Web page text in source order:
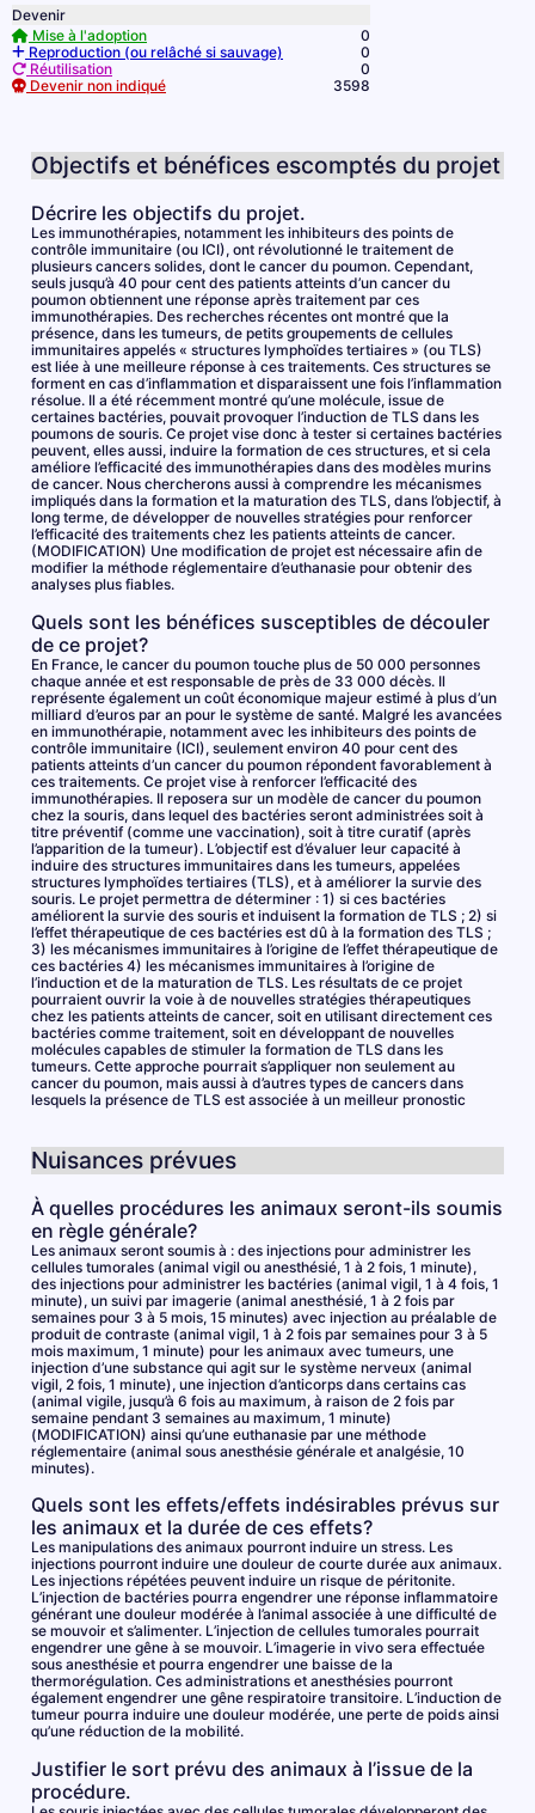
Devenir
Mise à l'adoption
0
Reproduction (ou relâché si sauvage)
0
Réutilisation
0
Devenir non indiqué
3598
Objectifs et bénéfices escomptés du projet
Décrire les objectifs du projet.
Les immunothérapies, notamment les inhibiteurs des points de
contrôle immunitaire (ou ICI), ont révolutionné le traitement de
plusieurs cancers solides, dont le cancer du poumon. Cependant,
seuls jusqu’à 40 pour cent des patients atteints d’un cancer du
poumon obtiennent une réponse après traitement par ces
immunothérapies. Des recherches récentes ont montré que la
présence, dans les tumeurs, de petits groupements de cellules
immunitaires appelés « structures lymphoïdes tertiaires » (ou TLS)
est liée à une meilleure réponse à ces traitements. Ces structures se
forment en cas d’inflammation et disparaissent une fois l’inflammation
résolue. Il a été récemment montré qu’une molécule, issue de
certaines bactéries, pouvait provoquer l’induction de TLS dans les
poumons de souris. Ce projet vise donc à tester si certaines bactéries
peuvent, elles aussi, induire la formation de ces structures, et si cela
améliore l’efficacité des immunothérapies dans des modèles murins
de cancer. Nous chercherons aussi à comprendre les mécanismes
impliqués dans la formation et la maturation des TLS, dans l’objectif, à
long terme, de développer de nouvelles stratégies pour renforcer
l’efficacité des traitements chez les patients atteints de cancer.
(MODIFICATION) Une modification de projet est nécessaire afin de
modifier la méthode réglementaire d’euthanasie pour obtenir des
analyses plus fiables.
Quels sont les bénéfices susceptibles de découler
de ce projet?
En France, le cancer du poumon touche plus de 50 000 personnes
chaque année et est responsable de près de 33 000 décès. Il
représente également un coût économique majeur estimé à plus d’un
milliard d’euros par an pour le système de santé. Malgré les avancées
en immunothérapie, notamment avec les inhibiteurs des points de
contrôle immunitaire (ICI), seulement environ 40 pour cent des
patients atteints d’un cancer du poumon répondent favorablement à
ces traitements. Ce projet vise à renforcer l’efficacité des
immunothérapies. Il reposera sur un modèle de cancer du poumon
chez la souris, dans lequel des bactéries seront administrées soit à
titre préventif (comme une vaccination), soit à titre curatif (après
l’apparition de la tumeur). L’objectif est d’évaluer leur capacité à
induire des structures immunitaires dans les tumeurs, appelées
structures lymphoïdes tertiaires (TLS), et à améliorer la survie des
souris. Le projet permettra de déterminer : 1) si ces bactéries
améliorent la survie des souris et induisent la formation de TLS ; 2) si
l’effet thérapeutique de ces bactéries est dû à la formation des TLS ;
3) les mécanismes immunitaires à l’origine de l’effet thérapeutique de
ces bactéries 4) les mécanismes immunitaires à l’origine de
l’induction et de la maturation de TLS. Les résultats de ce projet
pourraient ouvrir la voie à de nouvelles stratégies thérapeutiques
chez les patients atteints de cancer, soit en utilisant directement ces
bactéries comme traitement, soit en développant de nouvelles
molécules capables de stimuler la formation de TLS dans les
tumeurs. Cette approche pourrait s’appliquer non seulement au
cancer du poumon, mais aussi à d’autres types de cancers dans
lesquels la présence de TLS est associée à un meilleur pronostic
Nuisances prévues
À quelles procédures les animaux seront-ils soumis
en règle générale?
Les animaux seront soumis à : des injections pour administrer les
cellules tumorales (animal vigil ou anesthésié, 1 à 2 fois, 1 minute),
des injections pour administrer les bactéries (animal vigil, 1 à 4 fois, 1
minute), un suivi par imagerie (animal anesthésié, 1 à 2 fois par
semaines pour 3 à 5 mois, 15 minutes) avec injection au préalable de
produit de contraste (animal vigil, 1 à 2 fois par semaines pour 3 à 5
mois maximum, 1 minute) pour les animaux avec tumeurs, une
injection d’une substance qui agit sur le système nerveux (animal
vigil, 2 fois, 1 minute), une injection d’anticorps dans certains cas
(animal vigile, jusqu’à 6 fois au maximum, à raison de 2 fois par
semaine pendant 3 semaines au maximum, 1 minute)
(MODIFICATION) ainsi qu’une euthanasie par une méthode
réglementaire (animal sous anesthésie générale et analgésie, 10
minutes).
Quels sont les effets/effets indésirables prévus sur
les animaux et la durée de ces effets?
Les manipulations des animaux pourront induire un stress. Les
injections pourront induire une douleur de courte durée aux animaux.
Les injections répétées peuvent induire un risque de péritonite.
L’injection de bactéries pourra engendrer une réponse inflammatoire
générant une douleur modérée à l’animal associée à une difficulté de
se mouvoir et s’alimenter. L’injection de cellules tumorales pourrait
engendrer une gêne à se mouvoir. L’imagerie in vivo sera effectuée
sous anesthésie et pourra engendrer une baisse de la
thermorégulation. Ces administrations et anesthésies pourront
également engendrer une gêne respiratoire transitoire. L’induction de
tumeur pourra induire une douleur modérée, une perte de poids ainsi
qu’une réduction de la mobilité.
Justifier le sort prévu des animaux à l’issue de la
procédure.